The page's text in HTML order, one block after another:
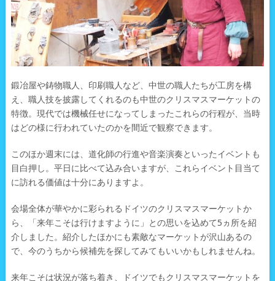
鍛冶屋や鋳物職人、印刷職人など、中世の職人たちが工房を構
え、職人技を披露してくれるのも中世のクリスマスマーケットの
特徴。現代では機械任せになってしまったこれらの行程が、当時
はどの様に行われていたのかを間近で観察できます。
このほか週末には、道化師の行進や音楽演奏といったイベントも
目白押し。平日に比べて込み合いますが、これらイベント目当て
に訪れる価値は十分にありますよ。
会場全体が華やかに彩られるドイツのクリスマスマーケットか
ら、「来年こそは行けますように」との思いを込めて5ヵ所を紹
介しました。紹介したほかにも素敵なマーケットが沢山あるの
で、今のうちから候補先を探してみてもいいかもしれませんね。
来年こそは状況が落ち着き、ドイツでもクリスマスマーケットを